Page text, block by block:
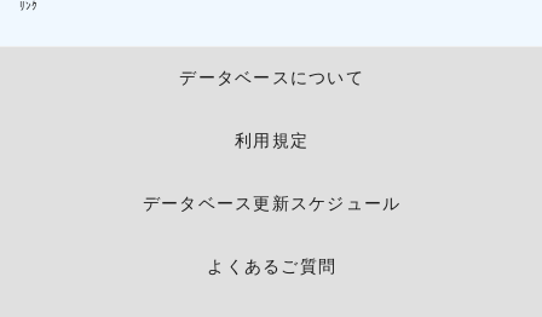
ﾘﾝｸ
データベースについて
利用規定
データベース更新スケジュール
よくあるご質問